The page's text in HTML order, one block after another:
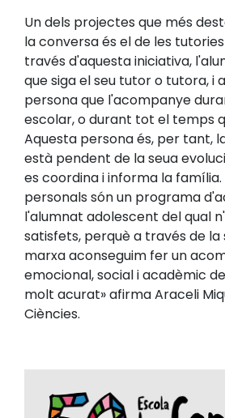
Un dels projectes que més
la conversa és el de les
través d'aquesta iniciativa,
que siga el seu tutor o tutora, i
persona que l'acompanye
escolar, o durant tot el temps
Aquesta persona és, per tant,
està pendent de la seua
es coordina i informa la família.
personals són un programa
l'alumnat adolescent del qual
satisfets, perquè a través de la
marxa aconseguim fer un
emocional, social i acadèmic
molt acurat» afirma Araceli
Ciències.